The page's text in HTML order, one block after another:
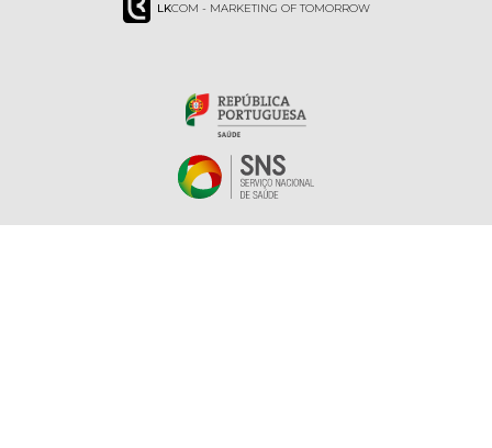
LKCOM - MARKETING OF TOMORROW